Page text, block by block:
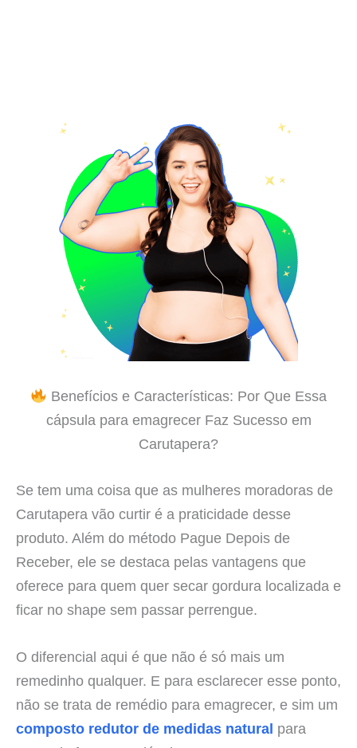
Benefícios e Características: Por Que Essa
cápsula para emagrecer Faz Sucesso em
Carutapera?
Se tem uma coisa que as mulheres moradoras de
Carutapera vão curtir é a praticidade desse
produto. Além do método Pague Depois de
Receber, ele se destaca pelas vantagens que
oferece para quem quer secar gordura localizada e
ficar no shape sem passar perrengue.
O diferencial aqui é que não é só mais um
remedinho qualquer. E para esclarecer esse ponto,
não se trata de remédio para emagrecer, e sim um
composto redutor de medidas natural para